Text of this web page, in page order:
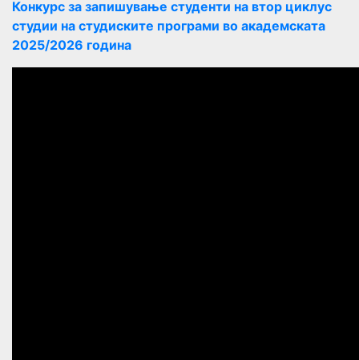
Конкурс за запишување студенти на втор циклус
студии на студиските програми во академската
2025/2026 година